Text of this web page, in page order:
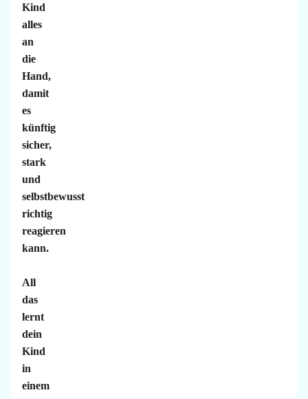
Kind
alles
an
die
Hand,
damit
es
künftig
sicher,
stark
und
selbstbewusst
richtig
reagieren
kann.
All
das
lernt
dein
Kind
in
einem